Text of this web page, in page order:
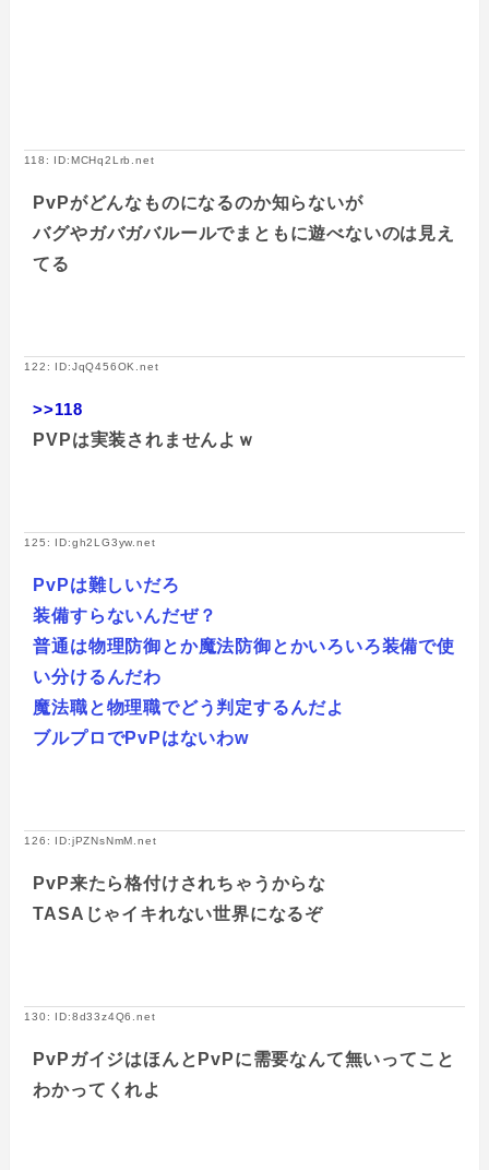
118: ID:MCHq2Lrb.net
PvPがどんなものになるのか知らないが
バグやガバガバルールでまともに遊べないのは見え
てる
122: ID:JqQ456OK.net
>>118
PVPは実装されませんよｗ
125: ID:gh2LG3yw.net
PvPは難しいだろ
装備すらないんだぜ？
普通は物理防御とか魔法防御とかいろいろ装備で使
い分けるんだわ
魔法職と物理職でどう判定するんだよ
ブルプロでPvPはないわw
126: ID:jPZNsNmM.net
PvP来たら格付けされちゃうからな
TASAじゃイキれない世界になるぞ
130: ID:8d33z4Q6.net
PvPガイジはほんとPvPに需要なんて無いってこと
わかってくれよ